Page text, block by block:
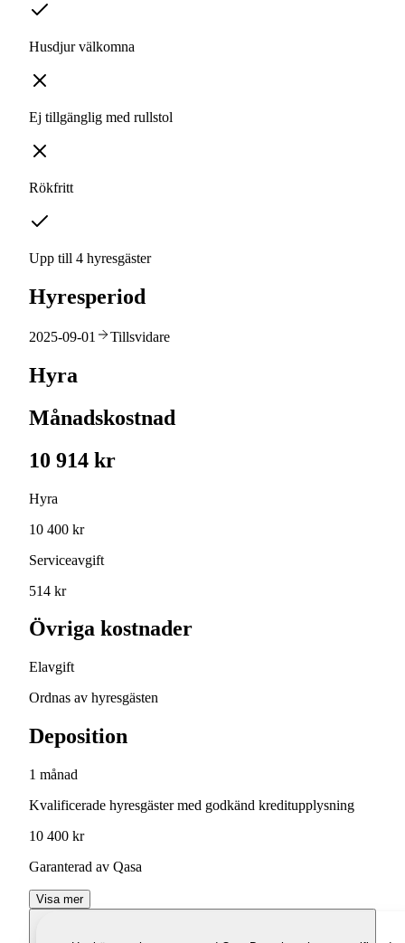
Husdjur välkomna
Ej tillgänglig med rullstol
Rökfritt
Upp till 4 hyresgäster
Hyresperiod
2025-09-01 Tillsvidare
Hyra
Månadskostnad
10 914 kr
Hyra
10 400 kr
Serviceavgift
514 kr
Övriga kostnader
Elavgift
Ordnas av hyresgästen
Deposition
1 månad
Kvalificerade hyresgäster med godkänd kreditupplysning
10 400 kr
Garanterad av Qasa
Visa mer